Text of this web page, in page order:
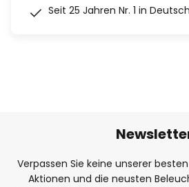
Seit 25 Jahren Nr. 1 in
Verpassen Sie keine unserer
Aktionen und die neusten